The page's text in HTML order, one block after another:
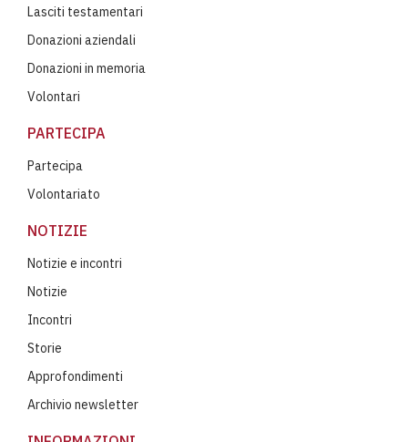
Lasciti testamentari
Donazioni aziendali
Donazioni in memoria
Volontari
PARTECIPA
Partecipa
Volontariato
NOTIZIE
Notizie e incontri
Notizie
Incontri
Storie
Approfondimenti
Archivio newsletter